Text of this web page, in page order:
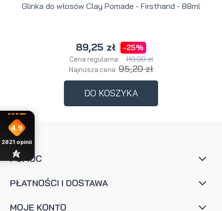
Glinka do włosów Clay Pomade - Firsthand - 88ml
89,25 zł -25%
Cena regularna: 119,00 zł
Najniższa cena: 95,20 zł
DO KOSZYKA
POMOC
PŁATNOŚCI I DOSTAWA
MOJE KONTO
4.9
2821 opinii